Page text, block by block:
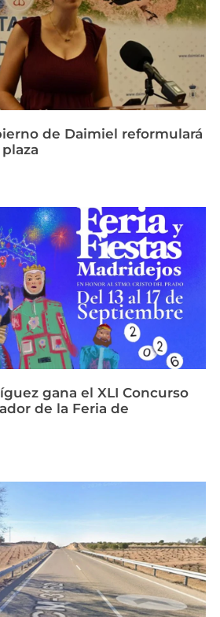
de Daimiel reformulará
gana el XLI Concurso
de la Feria de